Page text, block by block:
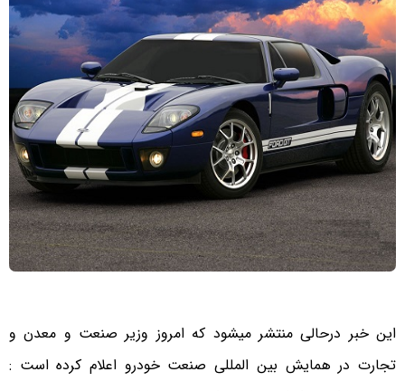
این خبر درحالی منتشر میشود که امروز وزیر صنعت و معدن و
تجارت در همایش بین المللی صنعت خودرو اعلام کرده است :